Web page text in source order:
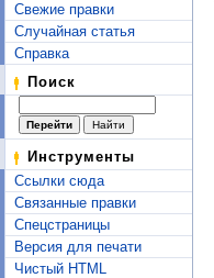
Свежие правки
Случайная статья
Справка
Поиск
Инструменты
Ссылки сюда
Связанные правки
Спецстраницы
Версия для печати
Чистый HTML